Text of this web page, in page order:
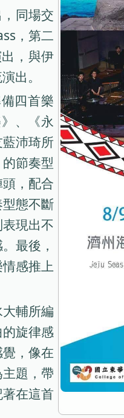
同場交
，第二
，與伊
出。
四首樂
、《永
沛琦所
節奏型
，配合
態不斷
現出不
最後，
感推上
輔所編
旋律感
，像在
題，帶
在這首